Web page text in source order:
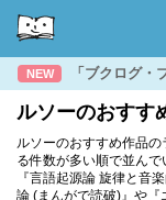
NEW 「ブクログ・
ルソーのおすす
ルソーのおすすめ作品
る件数が多い順で並んで
『言語起源論 旋律と音
論 (まんがで読破)』や